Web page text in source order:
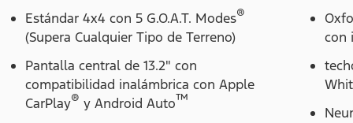
Estándar 4x4 con 5 G.O.A.T. Modes®
(Supera Cualquier Tipo de Terreno)
Pantalla central de 13.2" con
compatibilidad inalámbrica con Apple
CarPlay® y Android Auto™
con